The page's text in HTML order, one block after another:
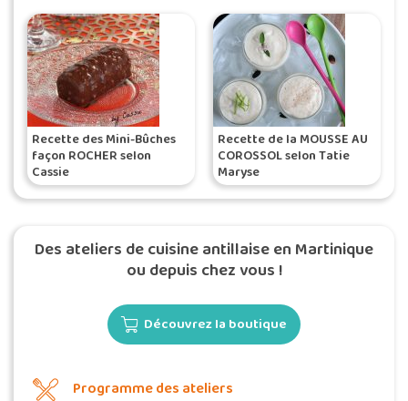
Recette des Mini-Bûches
façon ROCHER selon
Cassie
Recette de la MOUSSE AU
COROSSOL selon Tatie
Maryse
Des ateliers de cuisine antillaise en Martinique
ou depuis chez vous !
Découvrez la boutique
Programme des ateliers